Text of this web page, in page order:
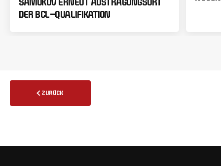
DER BCL-QUALIFIKATION
ZURÜCK